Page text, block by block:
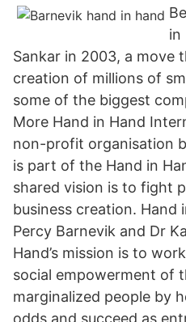
in
Sankar in 2003, a move
creation of millions of
some of the biggest
More Hand in Hand
non-profit organisation
is part of the Hand in
shared vision is to fight
business creation. Hand
Percy Barnevik and Dr
Hand’s mission is to
social empowerment of
marginalized people by
odds and succeed as